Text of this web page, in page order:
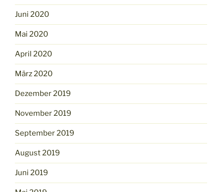
Juni 2020
Mai 2020
April 2020
März 2020
Dezember 2019
November 2019
September 2019
August 2019
Juni 2019